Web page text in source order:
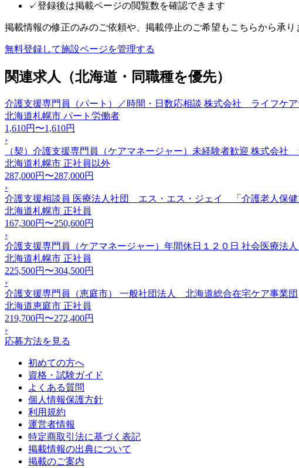
✓登録後は掲載ページの閲覧数を確認できます
掲載情報の修正のみのご依頼や、掲載停止のご希望もこちらから承り
無料登録して施設ページを管理する
関連求人（北海道・同職種を優先）
介護支援専門員（パート）／時間・日数応相談 株式会社 ライフケア
北海道札幌市 パート労働者
1,610円〜1,610円
›
（契）介護支援専門員（ケアマネージャー）未経験者歓迎 株式会社
北海道札幌市 正社員以外
287,000円〜287,000円
›
介護支援相談員 医療法人社団 エス・エス・ジェイ 「介護老人保
北海道札幌市 正社員
167,300円〜250,600円
›
介護支援専門員（ケアマネージャー）年間休日１２０日 社会医療
北海道札幌市 正社員
225,500円〜304,500円
›
介護支援専門員（恵庭市） 一般社団法人 北海道総合在宅ケア事業団
北海道恵庭市 正社員
219,700円〜272,400円
›
応募方法を見る
初めての方へ
資格・試験ガイド
よくある質問
個人情報保護方針
利用規約
運営者情報
特定商取引法に基づく表記
掲載情報の出典について
掲載のご案内